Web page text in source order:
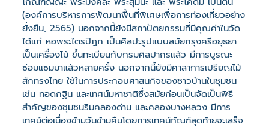
(องค์การบริหารการพัฒนาพื้นที่พิเศษเพื่อการท่องเที่ยวอย่าง
ยั่งยืน, 2565) นอกจากนี้ยังมีสถาปัตยกรรมที่มีคุณค่าในวัด
ได้แก่ หอพระไตรปิฎก เป็นศิลปะรูปแบบสมัยกรุงศรีอยุธยา
เป็นเครื่องไม้ ขึ้นทะเบียนกับกรมศิลปากรแล้ว มีการบูรณะ
ซ่อมแซมมาแล้วหลายครั้ง นอกจากนี้ยังมีศาลาการเปรียญไม้
สักทรงไทย ใช้ในการประกอบศาสนกิจของชาวบ้านในชุมชน
เช่น ทอดกฐิน และเทศน์มหาชาติซึ่งสมัยก่อนเป็นจัดเป็นพิธี
สำคัญของชุมชนริมคลองด่าน และคลองบางหลวง มีการ
เทศน์ต่อเนื่องข้ามวันข้ามคืนโดยการเทศน์กัณฑ์สุดท้ายจะเสร็จ